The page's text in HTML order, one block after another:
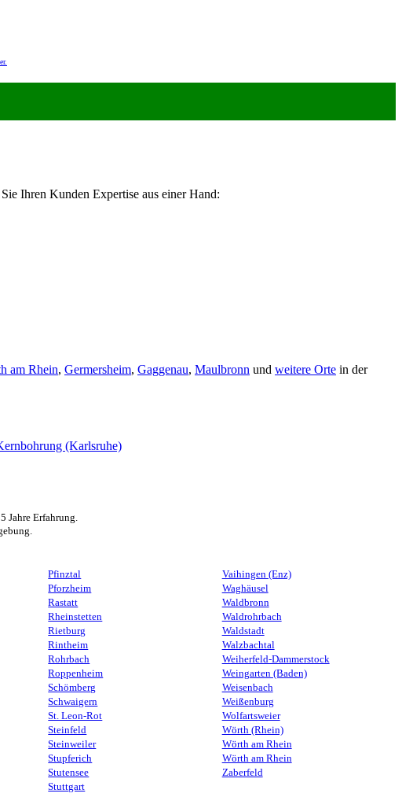
Ihren Kunden Expertise aus einer Hand:
am Rhein, Germersheim, Gaggenau, Maulbronn und weitere Orte in der
Jahre Erfahrung.
Pfinztal
Pforzheim
Rastatt
Rheinstetten
Rietburg
Rintheim
Rohrbach
Roppenheim
Schömberg
Schwaigern
St. Leon-Rot
Steinfeld
Steinweiler
Stupferich
Stutensee
Stuttgart
Vaihingen (Enz)
Waghäusel
Waldbronn
Waldrohrbach
Waldstadt
Walzbachtal
Weiherfeld-Dammerstock
Weingarten (Baden)
Weisenbach
Weißenburg
Wolfartsweier
Wörth (Rhein)
Wörth am Rhein
Wörth am Rhein
Zaberfeld